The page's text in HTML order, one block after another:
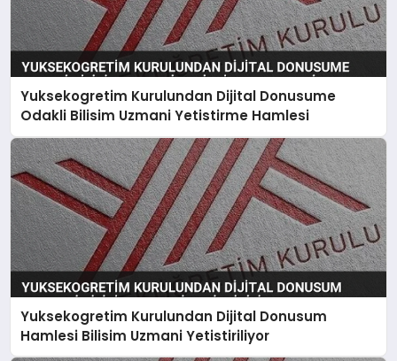
Yuksekogretim Kurulundan Dijital Donusume
Odakli Bilisim Uzmani Yetistirme Hamlesi
Yuksekogretim Kurulundan Dijital Donusum
Hamlesi Bilisim Uzmani Yetistiriliyor